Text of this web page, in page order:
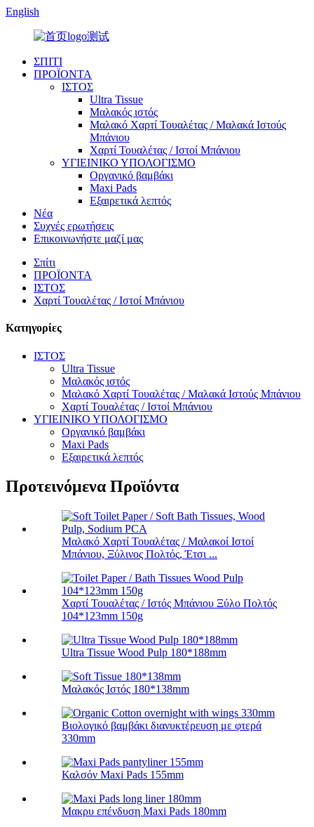
English
ΣΠΙΤΙ
ΠΡΟΪΟΝΤΑ
ΙΣΤΟΣ
Ultra Tissue
Μαλακός ιστός
Μαλακό Χαρτί Τουαλέτας / Μαλακά Ιστούς
Μπάνιου
Χαρτί Τουαλέτας / Ιστοί Μπάνιου
ΥΓΙΕΙΝΙΚΟ ΥΠΟΛΟΓΙΣΜΟ
Οργανικό βαμβάκι
Maxi Pads
Εξαιρετικά λεπτός
Νέα
Συχνές ερωτήσεις
Επικοινωνήστε μαζί μας
Σπίτι
ΠΡΟΪΟΝΤΑ
ΙΣΤΟΣ
Χαρτί Τουαλέτας / Ιστοί Μπάνιου
Κατηγορίες
ΙΣΤΟΣ
Ultra Tissue
Μαλακός ιστός
Μαλακό Χαρτί Τουαλέτας / Μαλακά Ιστούς Μπάνιου
Χαρτί Τουαλέτας / Ιστοί Μπάνιου
ΥΓΙΕΙΝΙΚΟ ΥΠΟΛΟΓΙΣΜΟ
Οργανικό βαμβάκι
Maxi Pads
Εξαιρετικά λεπτός
Προτεινόμενα Προϊόντα
Μαλακό Χαρτί Τουαλέτας / Μαλακοί Ιστοί
Μπάνιου, Ξύλινος Πολτός, Έτσι ...
Χαρτί Τουαλέτας / Ιστός Μπάνιου Ξύλο Πολτός
104*123mm 150g
Ultra Tissue Wood Pulp 180*188mm
Μαλακός Ιστός 180*138mm
Βιολογικό βαμβάκι διανυκτέρευση με φτερά
330mm
Καλσόν Maxi Pads 155mm
Μακρυ επένδυση Maxi Pads 180mm